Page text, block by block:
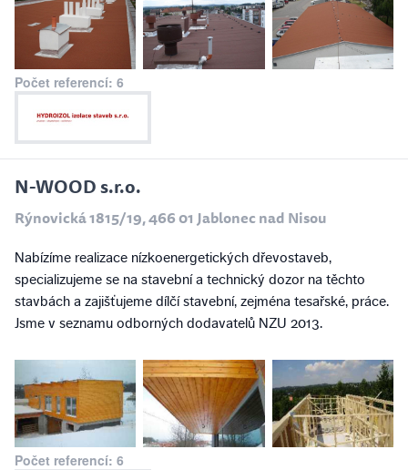
Počet referencí: 6
N-WOOD s.r.o.
Rýnovická 1815/19, 466 01 Jablonec nad Nisou
Nabízíme realizace nízkoenergetických dřevostaveb,
specializujeme se na stavební a technický dozor na těchto
stavbách a zajišťujeme dílčí stavební, zejména tesařské, práce.
Jsme v seznamu odborných dodavatelů NZU 2013.
Počet referencí: 6